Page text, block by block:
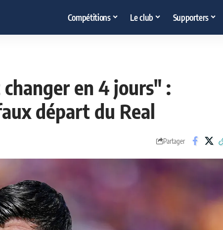
Compétitions Le club Supporters
en 4 jours" :
départ du Real
Partager